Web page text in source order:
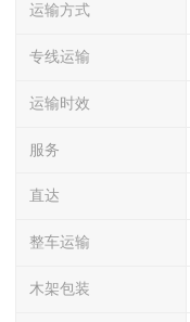
运输方式
专线运输
运输时效
服务
直达
整车运输
木架包装